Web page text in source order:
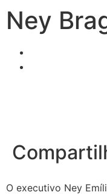
Ney
O executivo Ney